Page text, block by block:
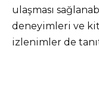
ulaşması
deneyimleri ve
izlenimler de